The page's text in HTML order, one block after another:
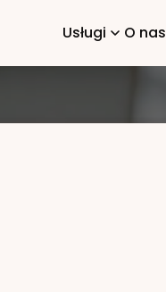
Usługi O nas